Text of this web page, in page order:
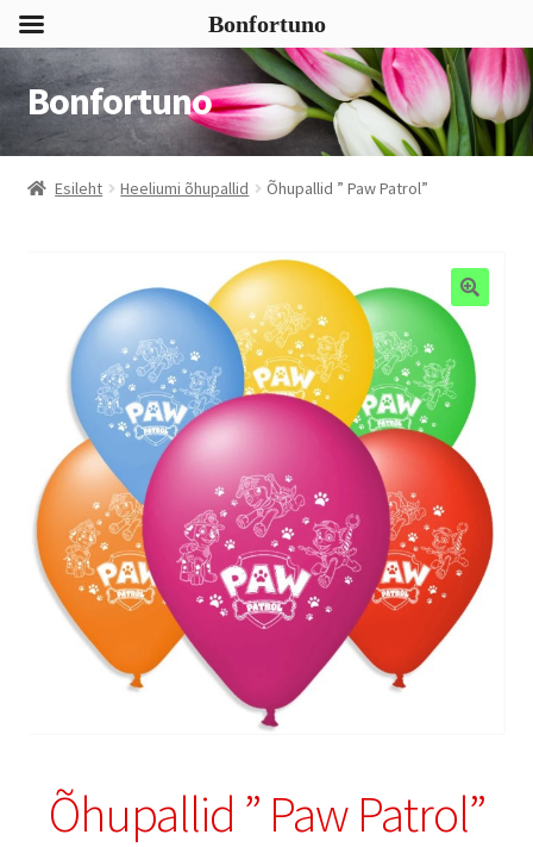
Liigu
navigeerimisele
Liigu
sisu
juurde
Bonfortuno
Esileht Heeliumi õhupallid Õhupallid ” Paw Patrol”
Õhupallid ” Paw Patrol”
Bonfortuno